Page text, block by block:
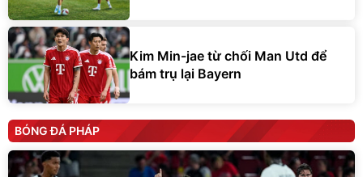
Kim Min-jae từ chối Man Utd để
bám trụ lại Bayern
BÓNG ĐÁ PHÁP